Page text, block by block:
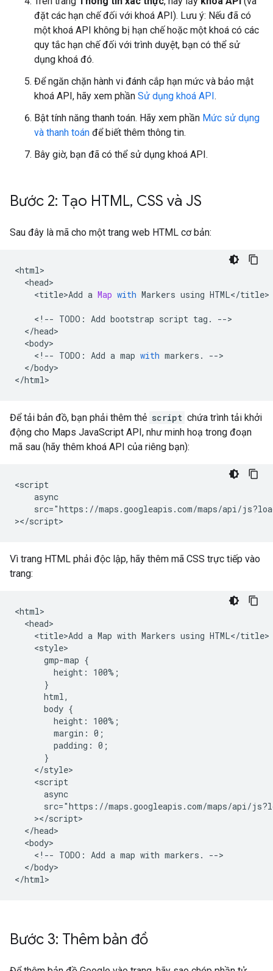
đặt các hạn chế đối với khoá API). Lưu ý: Nếu đã có
một khoá API không bị hạn chế hoặc một khoá có các
quy tắc hạn chế đối với trình duyệt, bạn có thể sử
dụng khoá đó.
Để ngăn chặn hành vi đánh cắp hạn mức và bảo mật
khoá API, hãy xem phần Sử dụng khoá API .
Bật tính năng thanh toán. Hãy xem phần Mức sử dụng
và thanh toán để biết thêm thông tin.
Bây giờ, bạn đã có thể sử dụng khoá API.
Bước 2: Tạo HTML, CSS và JS
Sau đây là mã cho một trang web HTML cơ bản:
<html
<head
<title>Add a Map with Markers using HTML</title>
< !-- TODO : Add bootstrap script tag . --
</head
<body
< !-- TODO : Add a map with markers . --
</body>
</html>
Để tải bản đồ, bạn phải thêm thẻ script chứa trình tải khởi
động cho Maps JavaScript API, như minh hoạ trong đoạn
mã sau (hãy thêm khoá API của riêng bạn):
<script
    async
src="https://maps.googleapis.com/maps/api/
></script>
Vì trang HTML phải độc lập, hãy thêm mã CSS trực tiếp vào
trang:
<html>
  <head>
    <title>Add a Map with Markers using HTML</title>
    <style>
      gmp-map {
        height: 100%;
      }
      html,
      body {
        height: 100%;
        margin: 0;
        padding: 0;
      }
    </style>
    <script
      async
src="https://maps.googleapis.com/maps/api/
    ></script>
  </head>
  <body>
    <!-- TODO: Add a map with markers. -->
  </body>
</html>
Bước 3: Thêm bản đồ